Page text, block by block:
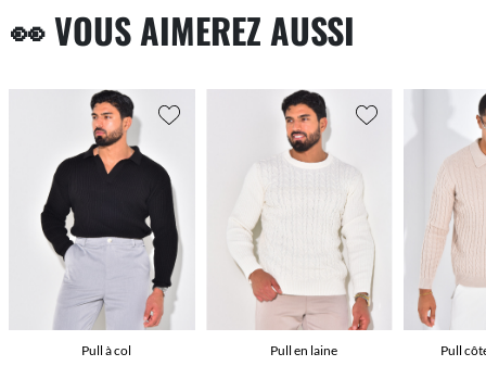
👀 VOUS AIMEREZ AUSSI
Pull à col Pull en laine Pull